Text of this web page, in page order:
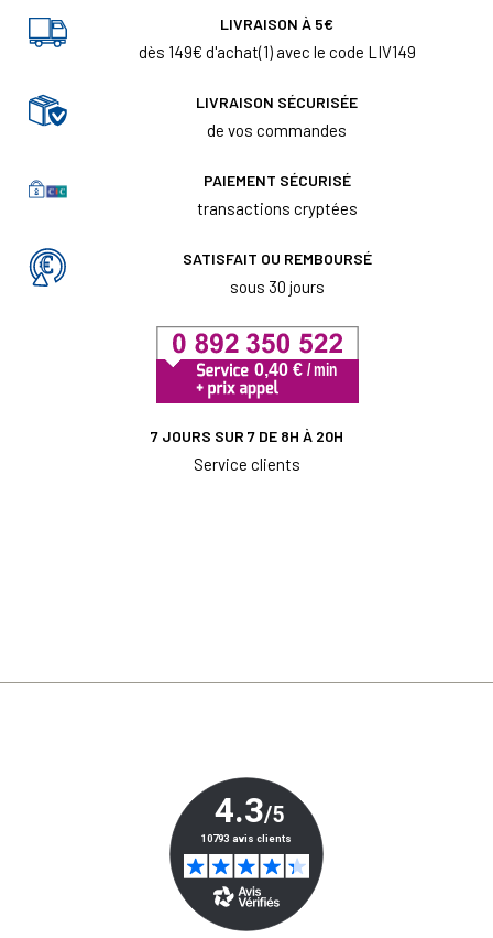
LIVRAISON À 5€
dès 149€ d'achat(1) avec le code LIV149
LIVRAISON SÉCURISÉE
de vos commandes
PAIEMENT SÉCURISÉ
transactions cryptées
SATISFAIT OU REMBOURSÉ
sous 30 jours
7 JOURS SUR 7 DE 8H À 20H
Service clients